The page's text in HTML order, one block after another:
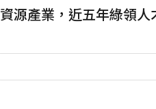
資源產業，近五年綠領